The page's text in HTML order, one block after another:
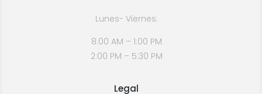
Lunes- Viernes:
8:00 AM – 1:00 PM
2:00 PM – 5:30 PM
Legal